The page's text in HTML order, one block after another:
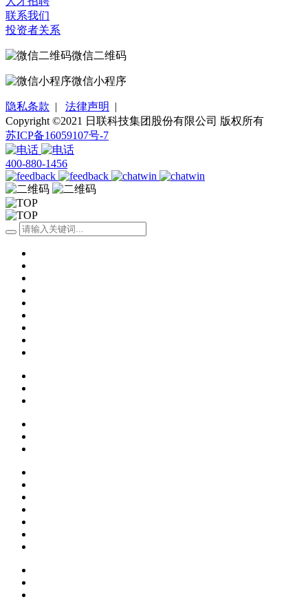
联系我们
投资者关系
微信二维码
微信小程序
隐私条款 | 法律声明
|
Copyright ©2021 日联科技集团股份有限公司 版权所有
苏ICP备16059107号-7
400-880-1456